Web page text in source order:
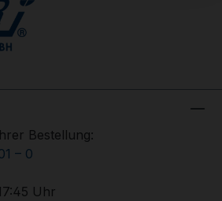
Bestellung:
– 0
Uhr